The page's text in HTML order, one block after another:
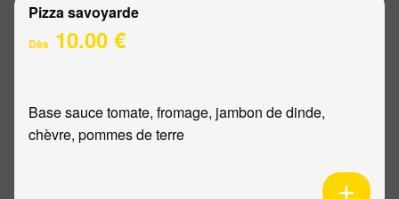
Pizza savoyarde
Dès 10.00 €
Base sauce tomate, fromage, jambon de dinde,
chèvre, pommes de terre